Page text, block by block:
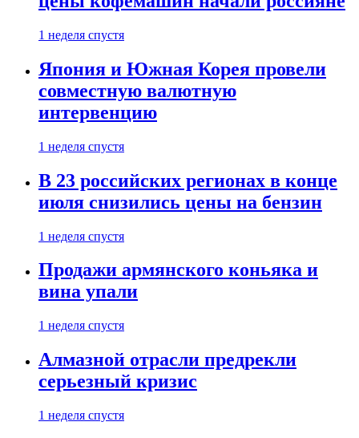
1 неделя спустя
Япония и Южная Корея провели
совместную валютную
интервенцию
1 неделя спустя
В 23 российских регионах в конце
июля снизились цены на бензин
1 неделя спустя
Продажи армянского коньяка и
вина упали
1 неделя спустя
Алмазной отрасли предрекли
серьезный кризис
1 неделя спустя